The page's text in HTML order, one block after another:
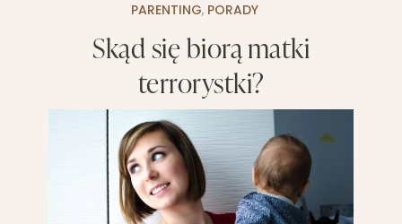
PARENTING, PORADY
Skąd się biorą matki
terrorystki?